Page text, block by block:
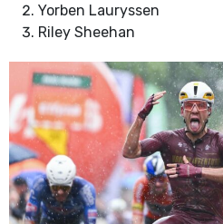
Yorben Lauryssen
Riley Sheehan